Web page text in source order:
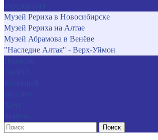
Музей Рериха в Новосибирске
Музей Рериха на Алтае
Музей Абрамова в Венёве
"Наследие Алтая" - Верх-Уймон
Поиск